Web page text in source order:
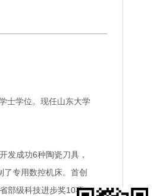
士学位。现任山东大学
成功6种陶瓷刀具，
专用数控机床。首创
部级科技进步奖10项，